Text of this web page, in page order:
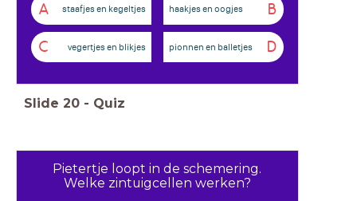
A staafjes en kegeltjes B
haakjes en oogjes
C vegertjes en blikjes D
pionnen en balletjes
Slide 20 - Quiz
Pietertje loopt in de schemering.
Welke zintuigcellen werken?